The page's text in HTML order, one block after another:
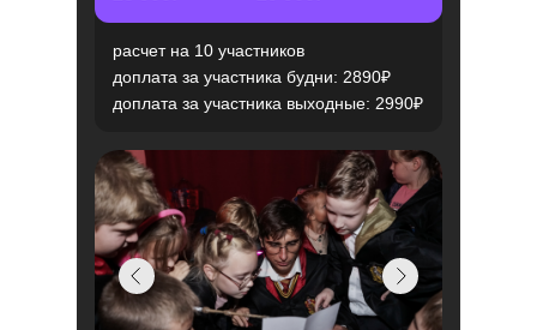
расчет на 10 участников
доплата за участника будни: 2890₽
доплата за участника выходные: 2990₽